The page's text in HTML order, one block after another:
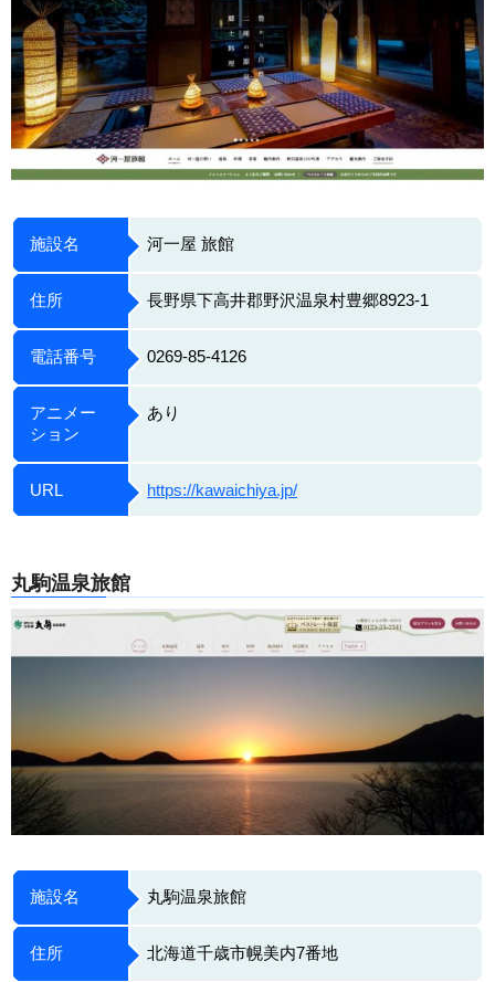
施設名 河一屋 旅館
住所 長野県下高井郡野沢温泉村豊郷8923-1
電話番号 0269-85-4126
アニメー
ション
あり
URL https://kawaichiya.jp/
丸駒温泉旅館
施設名 丸駒温泉旅館
住所 北海道千歳市幌美内7番地